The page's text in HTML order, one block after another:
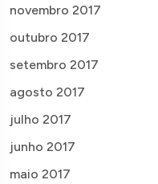
novembro 2017
outubro 2017
setembro 2017
agosto 2017
julho 2017
junho 2017
maio 2017